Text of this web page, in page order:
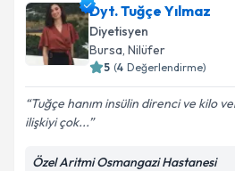
Uzm. Dyt. Elif Gizem Yılmaz
talebi oluşturun. Size bu
için bir takvim hazırlandığında
bilgilendireceğiz.
E-posta Adresiniz
Dyt. Tuğçe Yılmaz
Diyetisyen
Bursa, Nilüfer
5 (4 Değerlendirme)
Tuğçe hanım insülin direnci ve kilo
ilişkiyi çok...
Özel Aritmi Osmangazi Hastanesi